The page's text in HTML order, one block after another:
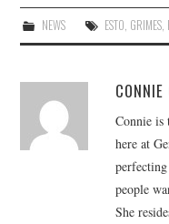
NEWS ESTO GRIMES,
CONNIE
Connie is
here at
people
She